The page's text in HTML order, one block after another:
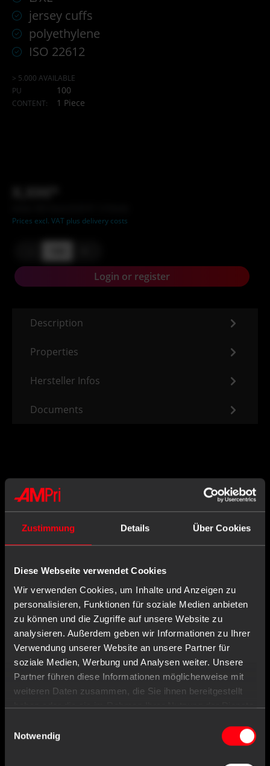
Zustimmung Details Über Cookies
Diese Webseite verwendet Cookies
Wir verwenden Cookies, um Inhalte und Anzeigen zu
personalisieren, Funktionen für soziale Medien anbieten
zu können und die Zugriffe auf unsere Website zu
analysieren. Außerdem geben wir Informationen zu Ihrer
Verwendung unserer Website an unsere Partner für
soziale Medien, Werbung und Analysen weiter. Unsere
Partner führen diese Informationen möglicherweise mit
weiteren Daten zusammen, die Sie ihnen bereitgestellt
haben oder die sie im Rahmen Ihrer Nutzung der Dienste
Notwendig
jersey cuffs
polyethylene
ISO 22612
> 5.000 AVAILABLE
PU
100
CONTENT: 1 Piece
Prices excl. VAT plus delivery costs
Login or register
Description
Properties
Hersteller Infos
Documents
Often bought together with